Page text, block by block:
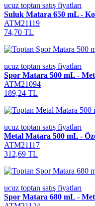
ucuz toptan satış fiyatları
Suluk Matara 650 mL -
ATM21119
74,70 TL
ucuz toptan satış fiyatları
Spor Matara 500 mL -
ATM21094
189,24 TL
ucuz toptan satış fiyatları
Metal Matara 500 mL -
ATM21117
312,69 TL
ucuz toptan satış fiyatları
Spor Matara 680 mL -